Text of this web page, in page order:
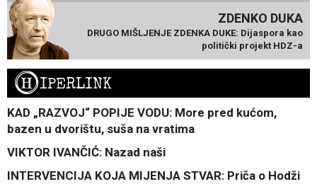
ZDENKO DUKA
DRUGO MIŠLJENJE ZDENKA DUKE: Dijaspora kao
politički projekt HDZ-a
HIPERLINK
KAD „RAZVOJ“ POPIJE VODU: More pred kućom,
bazen u dvorištu, suša na vratima
VIKTOR IVANČIĆ: Nazad naši
INTERVENCIJA KOJA MIJENJA STVAR: Priča o Hodži